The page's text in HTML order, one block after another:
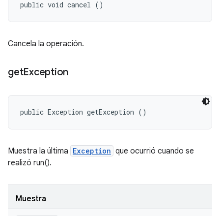
public void cancel ()
Cancela la operación.
getException
public Exception getException ()
Muestra la última Exception que ocurrió cuando se
realizó run().
Muestra